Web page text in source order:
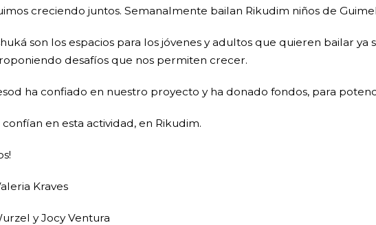
creciendo juntos. Semanalmente bailan Rikudim niños de
son los espacios para los jóvenes y adultos que quieren bailar
desafíos que nos permiten crecer.
ha confiado en nuestro proyecto y ha donado fondos, para
en esta actividad, en Rikudim.
Kraves
y Jocy Ventura